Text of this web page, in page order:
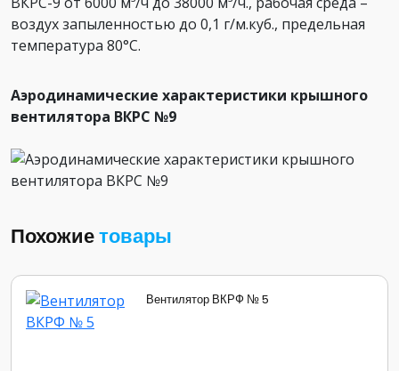
воздух запыленностью до 0,1 г/м.куб., предельная
температура 80°С.
Аэродинамические характеристики крышного
вентилятора ВКРС №9
Похожиетовары
Вентилятор ВКРФ № 5